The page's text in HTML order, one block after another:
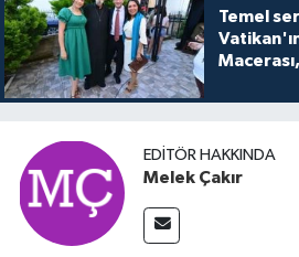
Temel
buluşuyo
EDITÖR HAKKINDA
Melek Çakır